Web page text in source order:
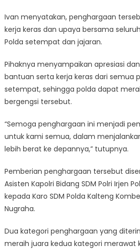
Ivan menyatakan, penghargaan
kerja keras dan upaya bersama
Polda setempat dan jajaran.
Pihaknya menyampaikan apresiasi
bantuan serta kerja keras dari semua
setempat, sehingga polda dapat
bergengsi tersebut.
“Semoga penghargaan ini menjadi
untuk kami semua, dalam
lebih berat ke depannya,” tutupnya.
Pemberian penghargaan tersebut
Asisten Kapolri Bidang SDM Polri Irjen
kepada Karo SDM Polda Kalteng
Nugraha.
Dua kategori penghargaan yang
meraih juara kedua kategori merawat